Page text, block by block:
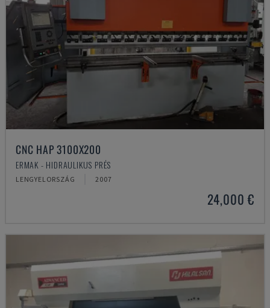
CNC HAP 3100X200
ERMAK - HIDRAULIKUS PRÉS
LENGYELORSZÁG 2007
24,000 €